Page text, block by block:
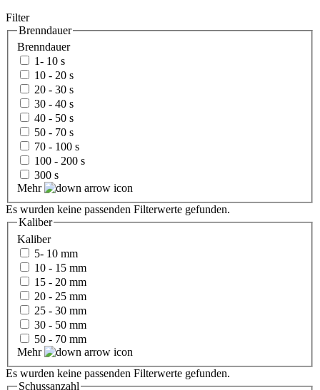
Filter
Brenndauer
Brenndauer
1- 10 s
10 - 20 s
20 - 30 s
30 - 40 s
40 - 50 s
50 - 70 s
70 - 100 s
100 - 200 s
300 s
Mehr
Es wurden keine passenden Filterwerte gefunden.
Kaliber
Kaliber
5- 10 mm
10 - 15 mm
15 - 20 mm
20 - 25 mm
25 - 30 mm
30 - 50 mm
50 - 70 mm
Mehr
Es wurden keine passenden Filterwerte gefunden.
Schussanzahl